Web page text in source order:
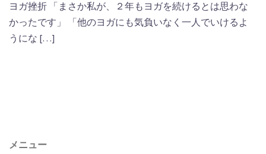
ヨガ挫折 「まさか私が、２年もヨガを続けるとは思わな
かったです」 「他のヨガにも気負いなく一人でいけるよ
うにな […]
メニュー